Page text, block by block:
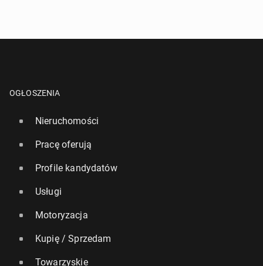
Bie­ga­nie czę­ścio­wo na­pra­wia to, co psują fast
foody
OGŁOSZENIA
Nieruchomości
Pracę oferują
Profile kandydatów
Usługi
Motoryzacja
Kupię / Sprzedam
Towarzyskie